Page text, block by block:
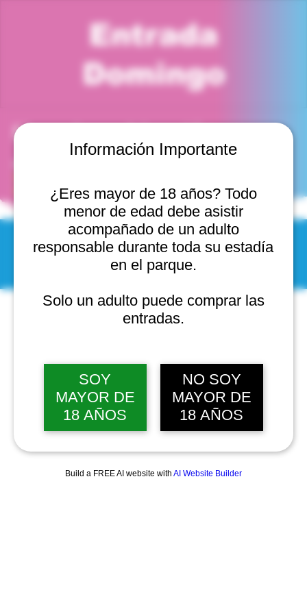
Información Importante
¿Eres mayor de 18 años? Todo
menor de edad debe asistir
acompañado de un adulto
responsable durante toda su estadía
en el parque.
Solo un adulto puede comprar las
entradas.
SOY
MAYOR DE
18 AÑOS
NO SOY
MAYOR DE
18 AÑOS
Build a FREE AI website with AI Website Builder
Entrada
Domingo
Horario y ubicación
Valparaíso, Chile